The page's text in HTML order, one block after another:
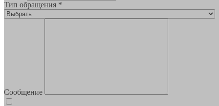
Тип обращения *
Сообщение